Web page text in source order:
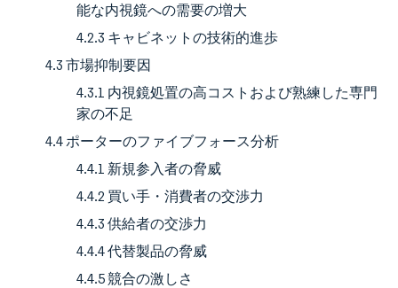
能な内視鏡への需要の増大
4.2.3 キャビネットの技術的進歩
4.3 市場抑制要因
4.3.1 内視鏡処置の高コストおよび熟練した専門
家の不足
4.4 ポーターのファイブフォース分析
4.4.1 新規参入者の脅威
4.4.2 買い手・消費者の交渉力
4.4.3 供給者の交渉力
4.4.4 代替製品の脅威
4.4.5 競合の激しさ